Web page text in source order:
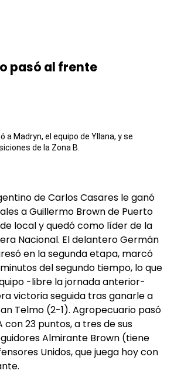
pasó al frente
a Madryn, el equipo de Yllana, y se
de la Zona B.
de Carlos Casares le ganó
a Guillermo Brown de Puerto
local y quedó como líder de la
Nacional. El delantero Germán
en la segunda etapa, marcó
del segundo tiempo, lo que
-libre la jornada anterior-
victoria seguida tras ganarle a
Telmo (2-1). Agropecuario pasó
con 23 puntos, a tres de sus
Almirante Brown (tiene
Unidos, que juega hoy con